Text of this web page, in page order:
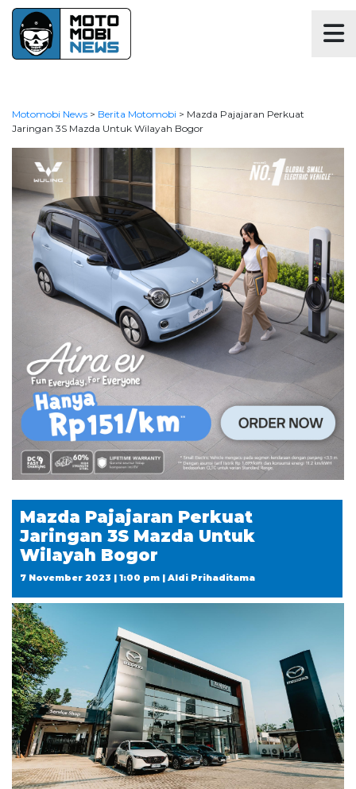
Motomobi News > Berita Motomobi > Mazda Pajajaran Perkuat
Jaringan 3S Mazda Untuk Wilayah Bogor
Mazda Pajajaran Perkuat
Jaringan 3S Mazda Untuk
Wilayah Bogor
7 November 2023 | 1:00 pm | Aldi Prihaditama